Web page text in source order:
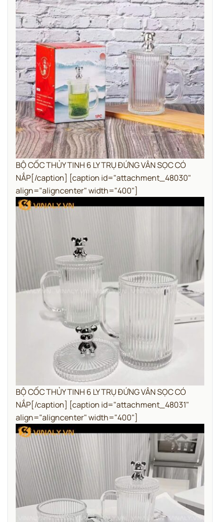
BỘ CỐC THỦY TINH 6 LY TRỤ ĐỨNG VÂN SỌC CÓ
NẮP[/caption] [caption id="attachment_48030"
align="aligncenter" width="400"]
BỘ CỐC THỦY TINH 6 LY TRỤ ĐỨNG VÂN SỌC CÓ
NẮP[/caption] [caption id="attachment_48031"
align="aligncenter" width="400"]